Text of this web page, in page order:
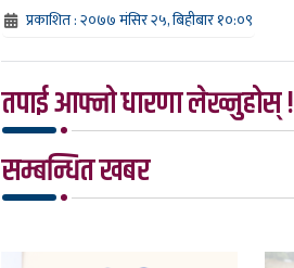
प्रकाशित : २०७७ मंसिर २५, बिहीबार १०:०९
तपाई आफ्नो धारणा लेख्नुहोस् !
सम्बन्धित खबर